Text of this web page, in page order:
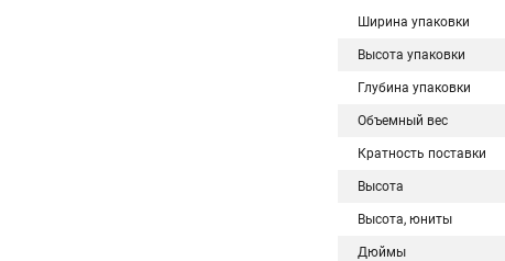
Ширина упаковки
Высота упаковки
Глубина упаковки
Объемный вес
Кратность поставки
Высота
Высота, юниты
Дюймы